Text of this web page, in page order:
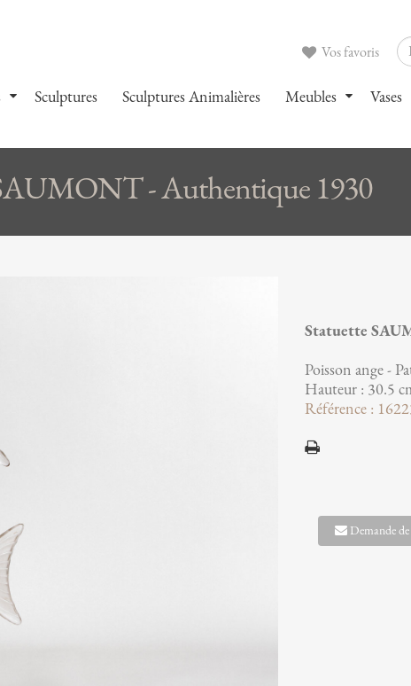
Vos favoris
Sculptures Sculptures Animalières Meubles Vases
- Authentique 1930
Statuette
Poisson ange -
Hauteur : 30.5
Référence :
Demande